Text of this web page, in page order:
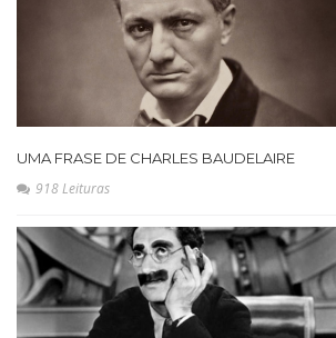
UMA FRASE DE CHARLES BAUDELAIRE
918 Leituras